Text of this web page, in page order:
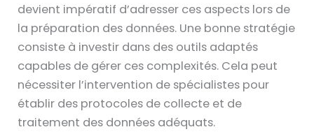
devient impératif d’adresser ces aspects lors de
la préparation des données. Une bonne stratégie
consiste à investir dans des outils adaptés
capables de gérer ces complexités. Cela peut
nécessiter l’intervention de spécialistes pour
établir des protocoles de collecte et de
traitement des données adéquats.